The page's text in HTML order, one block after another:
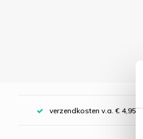
verzendkosten v.a. € 4,95,